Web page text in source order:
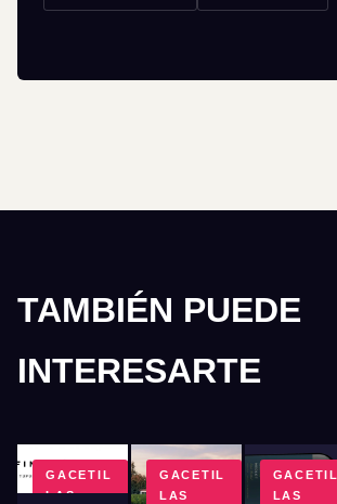
TAMBIÉN PUEDE
INTERESARTE
GACETIL
LAS
GACETIL
LAS
GACETIL
LAS